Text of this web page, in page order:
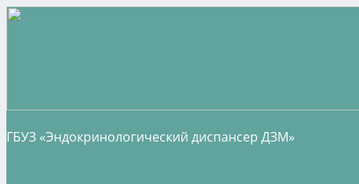
ГБУЗ «Эндокринологический диспансер ДЗМ»